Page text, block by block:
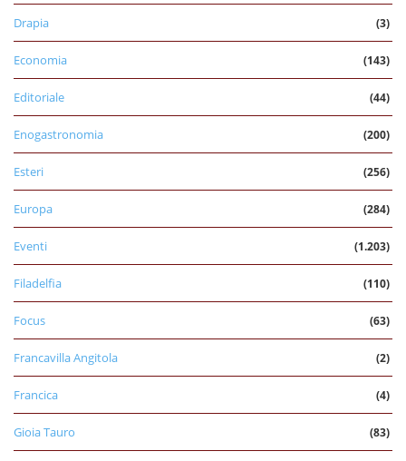
Drapia (3)
Economia (143)
Editoriale (44)
Enogastronomia (200)
Esteri (256)
Europa (284)
Eventi (1.203)
Filadelfia (110)
Focus (63)
Francavilla Angitola (2)
Francica (4)
Gioia Tauro (83)